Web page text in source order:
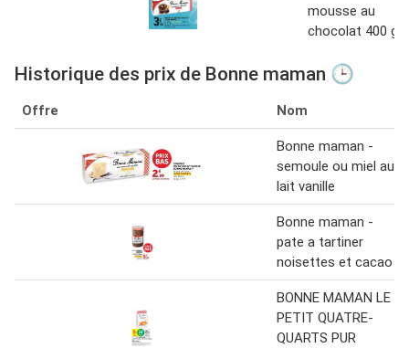
mousse au
chocolat 400 g
Historique des prix de Bonne maman 🕒
Offre Nom
Bonne maman -
semoule ou miel au
lait vanille
Bonne maman -
pate a tartiner
noisettes et cacao
BONNE MAMAN LE
PETIT QUATRE-
QUARTS PUR